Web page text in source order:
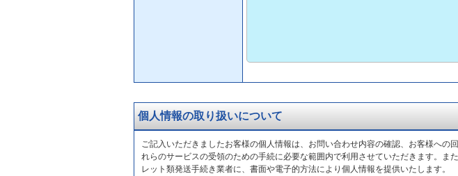
個人情報の取り扱いについて
ご記入いただきましたお客様の個人情報は、お問い合わせ内容の確認、お客様へ
れらのサービスの受領のための手続に必要な範囲内で利用させていただきます。
レット類発送手続き業者に、書面や電子的方法により個人情報を提供いたします。